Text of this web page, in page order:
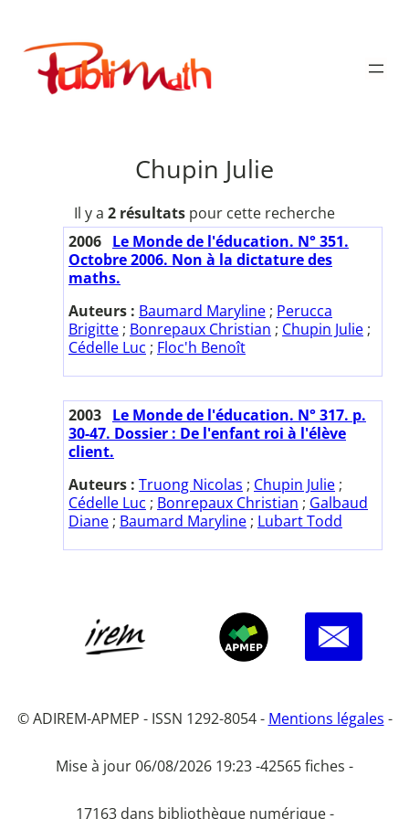
contenu
Publimath
Chupin Julie
Il y a 2 résultats pour cette recherche
2006 Le Monde de l'éducation. N° 351.
Octobre 2006. Non à la dictature des
maths.
Auteurs : Baumard Maryline ; Perucca
Brigitte ; Bonrepaux Christian ; Chupin Julie ;
Cédelle Luc ; Floc'h Benoît
2003 Le Monde de l'éducation. N° 317. p.
30-47. Dossier : De l'enfant roi à l'élève
client.
Auteurs : Truong Nicolas ; Chupin Julie ;
Cédelle Luc ; Bonrepaux Christian ; Galbaud
Diane ; Baumard Maryline ; Lubart Todd
© ADIREM-APMEP - ISSN 1292-8054 - Mentions légales -
Mise à jour 06/08/2026 19:23 -42565 fiches -
17163 dans bibliothèque numérique -